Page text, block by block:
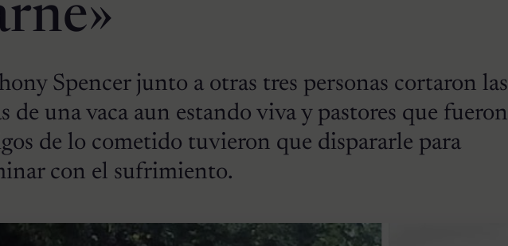
Spencer junto a otras tres personas cortaron las
de una vaca aun estando viva y pastores que fueron
de lo cometido tuvieron que dispararle para
con el sufrimiento.